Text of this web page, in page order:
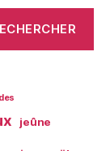
jeûne